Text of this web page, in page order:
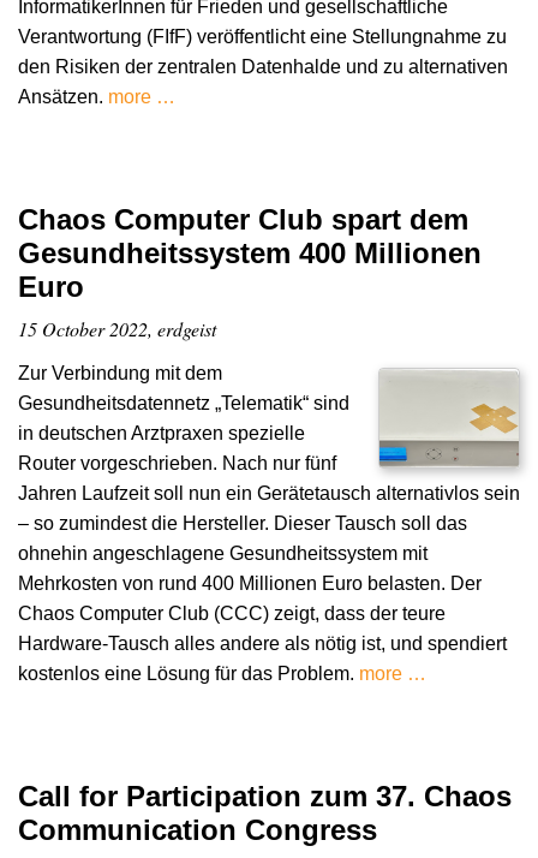
InformatikerInnen für Frieden und gesellschaftliche
Verantwortung (FIfF) veröffentlicht eine Stellungnahme zu
den Risiken der zentralen Datenhalde und zu alternativen
Ansätzen. more …
Chaos Computer Club spart dem
Gesundheitssystem 400 Millionen
Euro
15 October 2022, erdgeist
Zur Verbindung mit dem
Gesundheitsdatennetz „Telematik“ sind
in deutschen Arztpraxen spezielle
Router vorgeschrieben. Nach nur fünf
Jahren Laufzeit soll nun ein Gerätetausch alternativlos sein
– so zumindest die Hersteller. Dieser Tausch soll das
ohnehin angeschlagene Gesundheitssystem mit
Mehrkosten von rund 400 Millionen Euro belasten. Der
Chaos Computer Club (CCC) zeigt, dass der teure
Hardware-Tausch alles andere als nötig ist, und spendiert
kostenlos eine Lösung für das Problem. more …
Call for Participation zum 37. Chaos
Communication Congress